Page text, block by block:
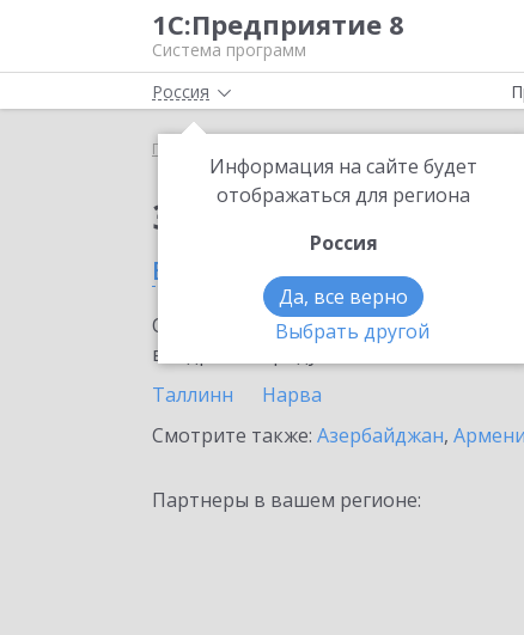
1С:Предприятие 8
Система программ
Россия
Информация на сайте будет
отображаться для региона
Россия
Да, все верно
Выбрать другой
Главная
Заказать SellMonitor
в Эстонии
Ознакомьтесь с информационными
внедрение продукта.
Таллинн
Нарва
Смотрите также: Азербайджан,
Партнеры в вашем регионе: